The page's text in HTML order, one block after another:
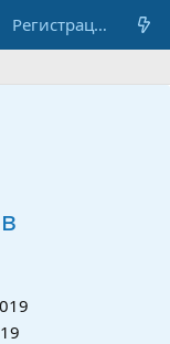
Регистрация